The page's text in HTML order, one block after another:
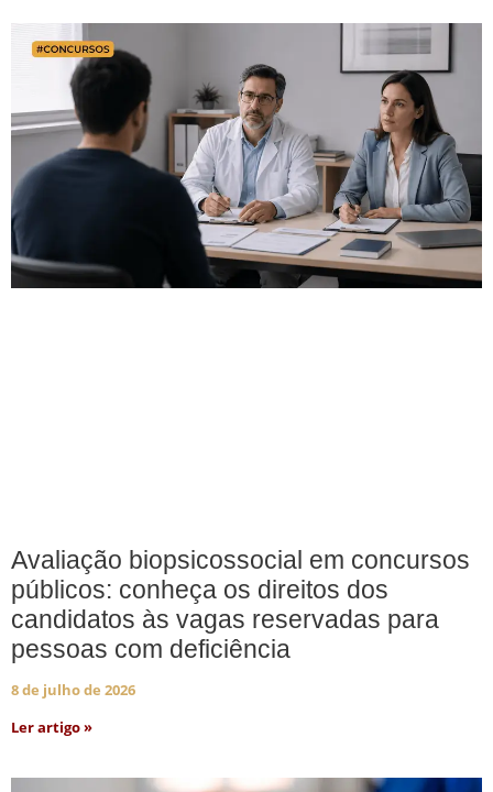
Avaliação biopsicossocial em concursos
públicos: conheça os direitos dos
candidatos às vagas reservadas para
pessoas com deficiência
8 de julho de 2026
Ler artigo »